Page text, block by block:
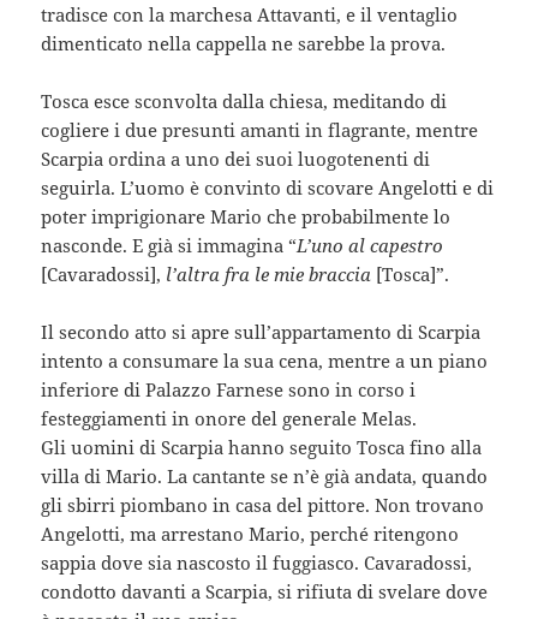
tradisce con la marchesa Attavanti, e il ventaglio
dimenticato nella cappella ne sarebbe la prova.
Tosca esce sconvolta dalla chiesa, meditando di
cogliere i due presunti amanti in flagrante, mentre
Scarpia ordina a uno dei suoi luogotenenti di
seguirla. L’uomo è convinto di scovare Angelotti e di
poter imprigionare Mario che probabilmente lo
nasconde. E già si immagina “L’uno al capestro
[Cavaradossi], l’altra fra le mie braccia [Tosca]”.
Il secondo atto si apre sull’appartamento di Scarpia
intento a consumare la sua cena, mentre a un piano
inferiore di Palazzo Farnese sono in corso i
festeggiamenti in onore del generale Melas.
Gli uomini di Scarpia hanno seguito Tosca fino alla
villa di Mario. La cantante se n’è già andata, quando
gli sbirri piombano in casa del pittore. Non trovano
Angelotti, ma arrestano Mario, perché ritengono
sappia dove sia nascosto il fuggiasco. Cavaradossi,
condotto davanti a Scarpia, si rifiuta di svelare dove